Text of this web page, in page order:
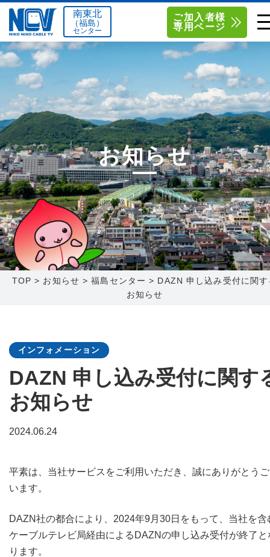
南東北センター（米沢） 0238-24-2525
南東北センター（福島） 0120-173-577
函館センター 0138-34-2525
新潟センター 025-210-1200
単品サービス
単品料金
お得なセットプラン
料金シミュレーション
サポート
Q&A
センター情報
障害メンテナンス情報
お問い合わせ
お申し込み
南東北センター(米沢)
〒992-0044
山形県米沢市春日四丁目2-75
0238-24-2525
営業時間 9:00～18:00
南東北センター(福島)
〒960-8252
福島県福島市御山字一本松17-1-
1
0120-173-577
営業時間 9:15～18:00
〒041-0801
0138-34-2525
南東北
（福島）
センター
ご加入者様
専用ページ
お知らせ
TOP > お知らせ >福島センター > DAZN 申し込み受付に関す
お知らせ
インフォメーション
DAZN 申し込み受付に関す
お知らせ
2024.06.24
平素は、当社サービスをご利用いただき、誠にありがとう
います。
DAZN社の都合により、2024年9月30日をもって、当社を含
ケーブルテレビ局経由によるDAZNの申し込み受付が終了と
ります。